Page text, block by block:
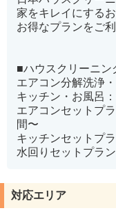
家をキレイにする
お得なプランをご
■ハウスクリーニン
エアコン分解洗浄
キッチン・お風呂
エアコンセットプ
間〜
キッチンセットプ
水回りセットプラ
対応エリア